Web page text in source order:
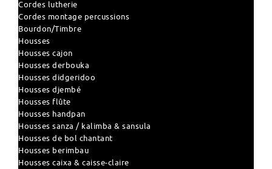
Cordes lutherie
Cordes montage percussions
Bourdon/Timbre
Housses
Housses cajon
Housses derbouka
Housses didgeridoo
Housses djembé
Housses flûte
Housses handpan
Housses sanza / kalimba & sansula
Housses de bol chantant
Housses berimbau
Housses caixa & caisse-claire